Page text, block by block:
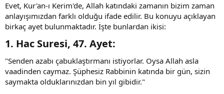
Evet, Kur'an-ı Kerim'de, Allah katındaki zamanın bizim zaman
anlayışımızdan farklı olduğu ifade edilir. Bu konuyu açıklayan
birkaç ayet bulunmaktadır. İşte bunlardan ikisi:
1. Hac Suresi, 47. Ayet:​
"Senden azabı çabuklaştırmanı istiyorlar. Oysa Allah asla
vaadinden caymaz. Şüphesiz Rabbinin katında bir gün, sizin
saymakta olduklarınızdan bin yıl gibidir."